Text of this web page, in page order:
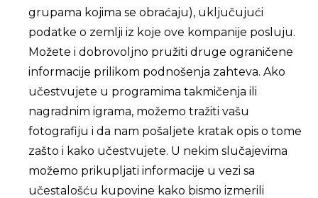
grupama kojima se obraćaju), uključujući
podatke o zemlji iz koje ove kompanije posluju.
Možete i dobrovoljno pružiti druge ograničene
informacije prilikom podnošenja zahteva. Ako
učestvujete u programima takmičenja ili
nagradnim igrama, možemo tražiti vašu
fotografiju i da nam pošaljete kratak opis o tome
zašto i kako učestvujete. U nekim slučajevima
možemo prikupljati informacije u vezi sa
učestalošću kupovine kako bismo izmerili